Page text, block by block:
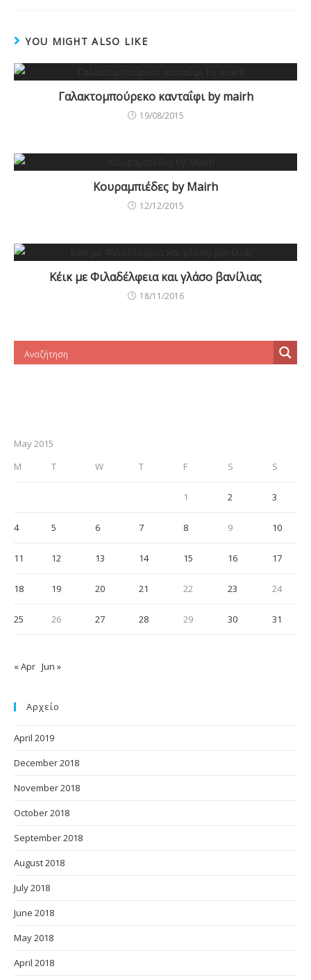
k
YOU MIGHT ALSO LIKE
Γαλακτομπούρεκο κανταΐφι by mairh
19/08/2015
Κουραμπιέδες by Mairh
12/12/2015
Κέικ με Φιλαδέλφεια και γλάσο βανίλιας
18/11/2016
May 2015
M
T W T F S S
1 2 3
4 5 6 7 8 9 10
11 12 13 14 15 16 17
18 19 20 21 22 23 24
25 26 27 28 29 30 31
« Apr Jun »
Αρχείο
April 2019
December 2018
November 2018
October 2018
September 2018
August 2018
July 2018
June 2018
May 2018
April 2018